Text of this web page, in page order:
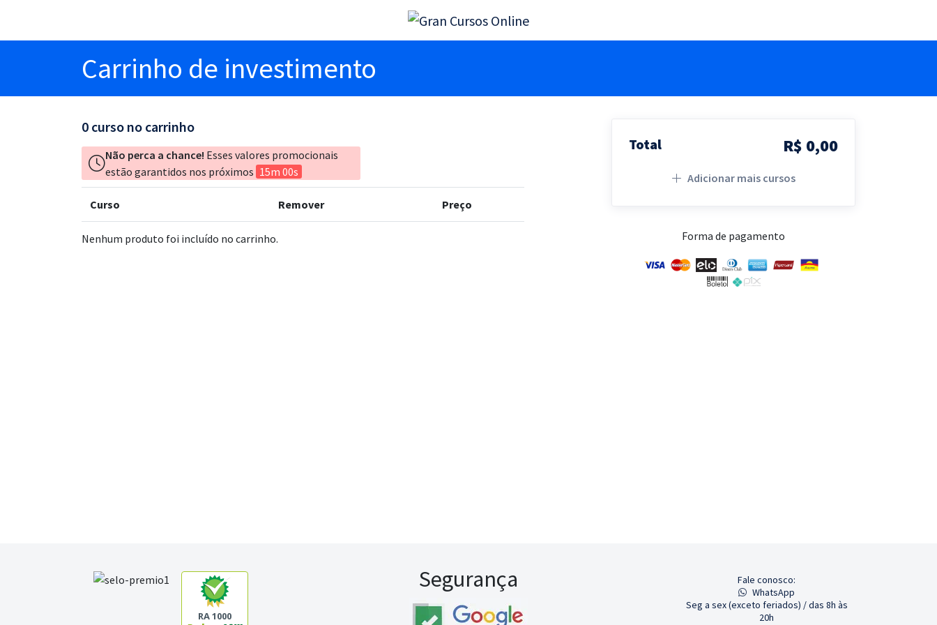
Carrinho de investimento
0 curso no carrinho
Não perca a chance! Esses valores promocionais
estão garantidos nos próximos 15m 00s
Curso Remover Preço
Nenhum produto foi incluído no carrinho.
Total R$ 0,00
Adicionar mais cursos
Forma de pagamento
RA 1000
Segurança
Fale conosco:
WhatsApp
Seg a sex (exceto feriados) / das 8h às
20h